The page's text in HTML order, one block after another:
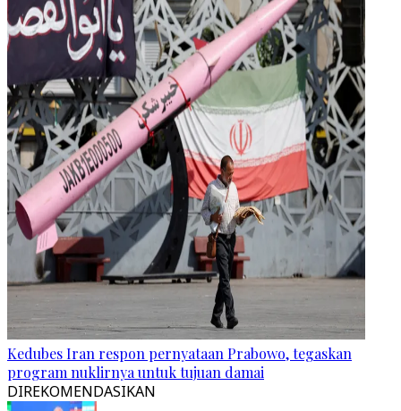
Kedubes Iran respon pernyataan Prabowo, tegaskan
program nuklirnya untuk tujuan damai
DIREKOMENDASIKAN